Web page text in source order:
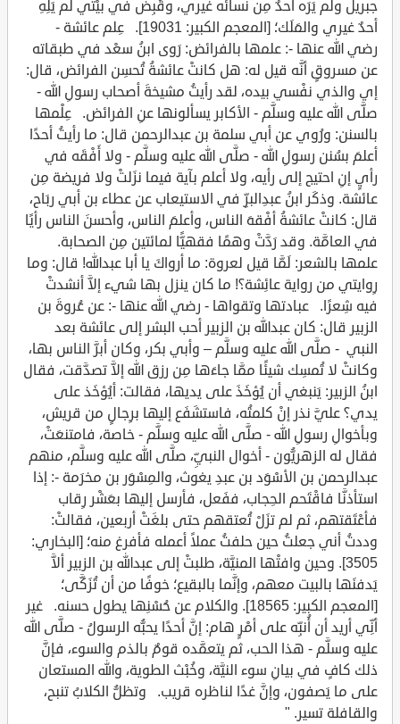
جبريل ولم يَرَه أحدٌ مِن نسائه غيري، وقُبِض في بيْتي لم يَلِهِ
أحدٌ غيري والمَلَك؛ [المعجم الكبير: 19031]. عِلم عائشة -
رضي الله عنها -: علمها بالفرائض: رَوى ابنُ سعْد في طبقاته
عن مسروقٍ أنَّه قيل له: هل كانتْ عائشةُ تُحسِن الفرائض، قال:
إي والذي نفْسي بيده، لقد رأيتُ مشيخةَ أصحاب رسولِ الله -
صلَّى الله عليه وسلَّم - الأكابر يسألونها عنِ الفرائض. عِلْمها
بالسنن: ورُوي عن أبي سلمة بن عبدالرحمن قال: ما رأيتُ أحدًا
أعلمَ بسُنن رسولِ الله - صلَّى الله عليه وسلَّم - ولا أَفْقَه في
رأيٍ إنِ احتيج إلى رأيه، ولا أعلم بآية فيما نزَلتْ ولا فريضة مِن
عائشة. وذكَر ابنُ عبدِالبرِّ في الاستيعاب عن عطاء بن أبي ربَاح،
قال: كانتْ عائشةُ أفْقهَ الناس، وأعلمَ الناس، وأحسنَ الناس رأيًا
في العامَّة. وقد رَدَّتْ وهمًا فقهيًّا لمائتين مِن الصحابة.
علمها بالشعر: لَمَّا قيل لعروة: ما أرواكَ يا أبا عبدالله! قال: وما
رِوايتي من رواية عائِشة؟! ما كان ينزل بها شيء إلاَّ أنشدتْ
فيه شِعرًا. عبادتها وتقواها - رضي الله عنها -: عن عُروةَ بن
الزبير قال: كان عبدالله بن الزبير أحب البشر إلى عائشة بعد
النبي - صلَّى الله عليه وسلَّم – وأبي بكر، وكان أبرَّ الناس بها،
وكانتْ لا تُمسِك شيئًا ممَّا جاءَها مِن رزق الله إلاَّ تصدَّقت، فقال
ابنُ الزبير: يَنبغي أن يُؤخَذَ على يديها، فقالت: أيُؤخَذ على
يدي؟ عليَّ نذر إنْ كلمتُه، فاستشَفَع إليها برِجالٍ من قريش،
وبأخوالِ رسولِ الله - صلَّى الله عليه وسلَّم - خاصة، فامتنعَتْ،
فقال له الزهريُّون - أخوال النبيِّ، صلَّى الله عليه وسلَّم، منهم
عبدالرحمن بن الأسْوَد بن عبدِ يغوث، والمِسْوَر بن مخرَمة -: إذا
استأذنَّا فاقْتَحم الحِجاب، ففَعل، فأرسل إليها بعَشْر رِقاب
فأعْتَقتهم، ثم لم تزَلْ تُعتقهم حتى بلغَتْ أربعين، فقالتْ:
وددتُ أني جعلتُ حين حلفتُ عملاً أعمله فأفرغ منه؛ [البخاري:
3505]. وحين وافتْها المنيَّة، طلبتْ إلى عبدالله بن الزبير ألاَّ
يَدفنَها بالبيت معهم، وإنَّما بالبقيع؛ خوفًا من أن تُزَكَّى؛
[المعجم الكبير: 18565]. والكلام عن حُسْنِها يطول حسنه. غير
أنِّي أريد أن أُنبِّه على أمْرٍ هام: إنَّ أحدًا يحبُّه الرسولُ - صلَّى الله
عليه وسلَّم - هذا الحب، ثم يتعمَّده قومٌ بالذم والسوء، فإنَّ
ذلك كافٍ في بيانِ سوء النيَّة، وخُبْث الطوية، والله المستعان
على ما يَصفون، وإنَّ غدًا لناظره قريب. وتظلُّ الكلابُ تنبح،
والقافلة تسير. "